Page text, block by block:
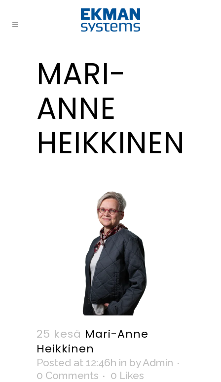
MARI-
ANNE
HEIKKINEN
25 kesä Mari-Anne
Heikkinen
Posted at 12:46h in byAdmin
0 Comments
0 Likes